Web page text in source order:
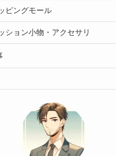
ピングモール
ション小物・アクセサリ